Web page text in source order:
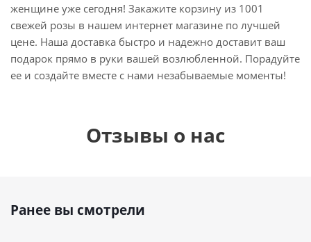
женщине уже сегодня! Закажите корзину из 1001
свежей розы в нашем интернет магазине по лучшей
цене. Наша доставка быстро и надежно доставит ваш
подарок прямо в руки вашей возлюбленной. Порадуйте
ее и создайте вместе с нами незабываемые моменты!
Отзывы о нас
Ранее вы смотрели